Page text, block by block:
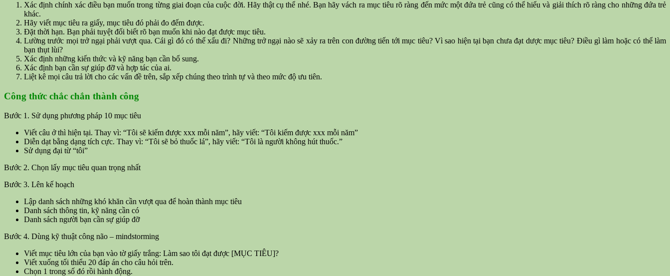
Xác định chính xác điều bạn muốn trong từng giai đoạn của cuộc đời. Hãy thật cụ thể nhé. Bạn hãy vách ra mục tiêu rõ ràng đến mức một đứa trẻ cũng có thể hiểu và giải thích rõ ràng cho những đứa trẻ
khác.
Hãy viết mục tiêu ra giấy, mục tiêu đó phải đo đếm được.
Đặt thời hạn. Bạn phải tuyệt đối biết rõ bạn muốn khi nào đạt được mục tiêu.
Lường trước mọi trở ngại phải vượt qua. Cái gì đó có thể xấu đi? Những trở ngại nào sẽ xảy ra trên con đường tiến tới mục tiêu? Vì sao hiện tại bạn chưa đạt dược mục tiêu? Điều gì làm hoặc có thể làm
bạn thụt lùi?
Xác định những kiến thức và kỹ năng bạn cần bổ sung.
Xác định bạn cần sự giúp đỡ và hợp tác của ai.
Liệt kê mọi câu trả lời cho các vấn đề trên, sắp xếp chúng theo trình tự và theo mức độ ưu tiên.
Công thức chắc chắn thành công
Bước 1. Sử dụng phương pháp 10 mục tiêu
Viết câu ở thì hiện tại. Thay vì: “Tôi sẽ kiếm được xxx mỗi năm”, hãy viết: “Tôi kiếm được xxx mỗi năm”
Diễn dạt bằng dạng tích cực. Thay vì: “Tôi sẽ bỏ thuốc lá”, hãy viết: “Tôi là người không hút thuốc.”
Sử dụng đại từ “tôi”
Bước 2. Chọn lấy mục tiêu quan trọng nhất
Bước 3. Lên kế hoạch
Lập danh sách những khó khăn cần vượt qua để hoàn thành mục tiêu
Danh sách thông tin, kỹ năng cần có
Danh sách người bạn cần sự giúp đỡ
Bước 4. Dùng kỹ thuật công não – mindstorming
Viết mục tiêu lớn của bạn vào tờ giấy trắng: Làm sao tôi đạt được [MỤC TIÊU]?
Viết xuống tối thiểu 20 đáp án cho câu hỏi trên.
Chọn 1 trong số đó rồi hành động.